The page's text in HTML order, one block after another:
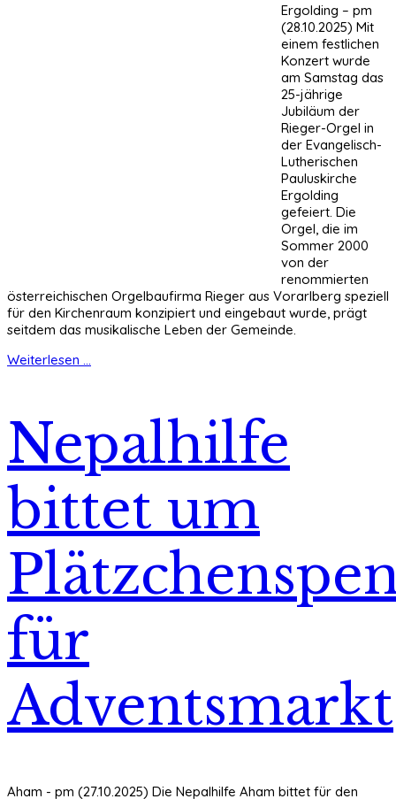
Ergolding – pm
(28.10.2025) Mit
einem festlichen
Konzert wurde
am Samstag das
25-jährige
Jubiläum der
Rieger-Orgel in
der Evangelisch-
Lutherischen
Pauluskirche
Ergolding
gefeiert. Die
Orgel, die im
Sommer 2000
von der
renommierten
österreichischen Orgelbaufirma Rieger aus Vorarlberg speziell
für den Kirchenraum konzipiert und eingebaut wurde, prägt
seitdem das musikalische Leben der Gemeinde.
Weiterlesen ...
Nepalhilfe
bittet um
für
Adventsmarkt
Aham - pm (27.10.2025) Die Nepalhilfe Aham bittet für den